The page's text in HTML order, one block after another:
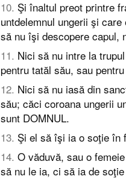
10. Şi înaltul preot printre
untdelemnul ungerii şi
să nu îşi descopere capul,
11. Nici să nu intre la
pentru tatăl său, sau
12. Nici să nu iasă din
său; căci coroana ungerii
sunt DOMNUL.
13. Şi el să îşi ia o soţie în
14. O văduvă, sau o
să nu le ia, ci să ia de